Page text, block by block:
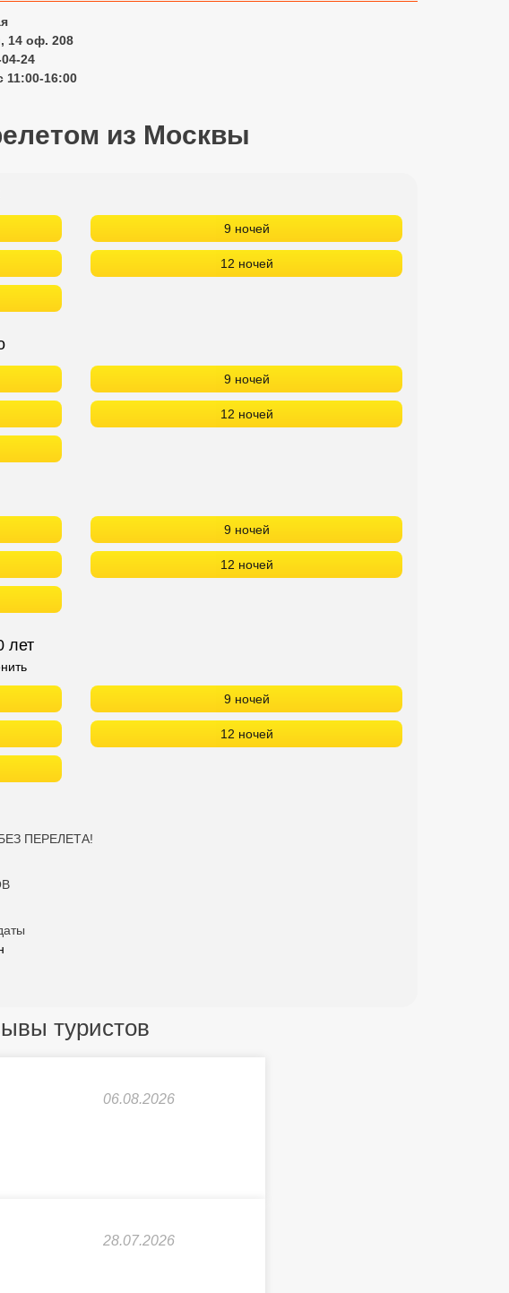
14 оф. 208
24
16:00
из Москвы
9 ночей
12 ночей
9 ночей
12 ночей
9 ночей
12 ночей
лет
9 ночей
12 ночей
ПЕРЕЛЕТА!
туристов
06.08.2026
28.07.2026